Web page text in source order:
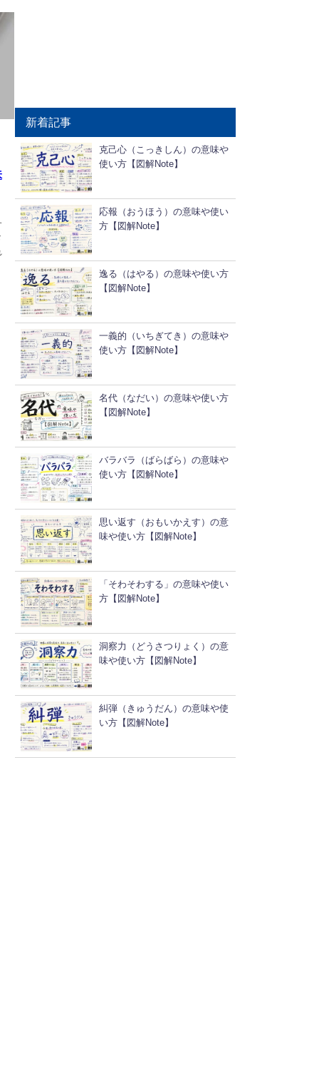
新着記事
克己心（こっきしん）の意味や
使い方【図解Note】
応報（おうほう）の意味や使い
方【図解Note】
逸る（はやる）の意味や使い方
【図解Note】
一義的（いちぎてき）の意味や
使い方【図解Note】
名代（なだい）の意味や使い方
【図解Note】
バラバラ（ばらばら）の意味や
使い方【図解Note】
思い返す（おもいかえす）の意
味や使い方【図解Note】
「そわそわする」の意味や使い
方【図解Note】
洞察力（どうさつりょく）の意
味や使い方【図解Note】
糾弾（きゅうだん）の意味や使
い方【図解Note】